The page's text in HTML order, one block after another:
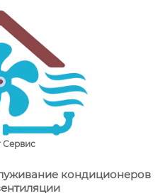
их установку, ремонт и
в Москве
Сервис
кондиционеров